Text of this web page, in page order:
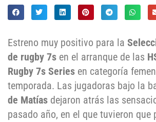
Estreno muy positivo para la
de rugby 7s en el arranque de las
Rugby 7s Series en categoría
temporada. Las jugadoras bajo la
de Matías dejaron atrás las
pasado año, en el que tuvieron que